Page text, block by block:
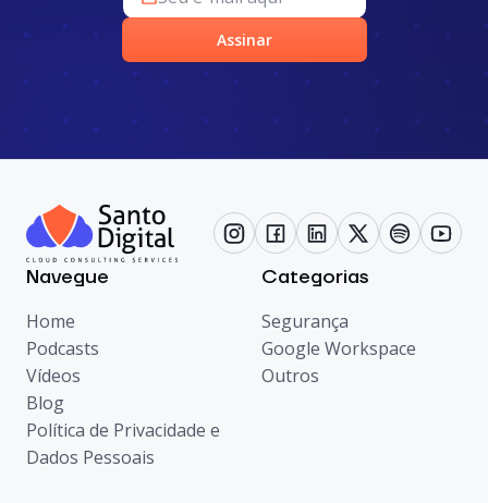
Assinar
Navegue
Home
Podcasts
Vídeos
Blog
Política de Privacidade e
Dados Pessoais
Categorias
Segurança
Google Workspace
Outros